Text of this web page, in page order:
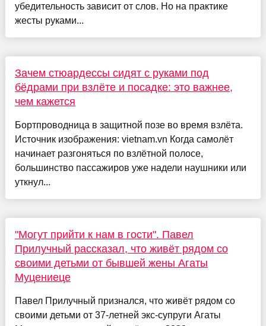
убедительность зависит от слов. Но на практике
жесты руками...
Зачем стюардессы сидят с руками под
бёдрами при взлёте и посадке: это важнее,
чем кажется
Бортпроводница в защитной позе во время взлёта.
Источник изображения: vietnam.vn Когда самолёт
начинает разгоняться по взлётной полосе,
большинство пассажиров уже надели наушники или
уткнул...
"Могут прийти к нам в гости". Павел
Прилучный рассказал, что живёт рядом со
своими детьми от бывшей жены Агаты
Муцениеце
Павел Прилучный признался, что живёт рядом со
своими детьми от 37-летней экс-супруги Агаты